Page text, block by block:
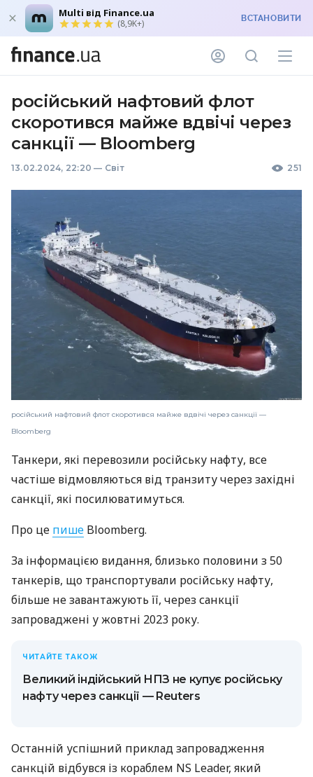
Multi від Finance.ua
(8,9K+) ВСТАНОВИТИ
російський нафтовий флот
скоротився майже вдвічі через
санкції — Bloomberg
13.02.2024, 22:20 — Світ 251
російський нафтовий флот скоротився майже вдвічі через санкції —
Bloomberg
Танкери, які перевозили російську нафту, все
частіше відмовляються від транзиту через західні
санкції, які посилюватимуться.
Про це пише Bloomberg.
За інформацією видання, близько половини з 50
танкерів, що транспортували російську нафту,
більше не завантажують її, через санкції
запроваджені у жовтні 2023 року.
ЧИТАЙТЕ ТАКОЖ
Великий індійський НПЗ не купує російську
нафту через санкції — Reuters
Останній успішний приклад запровадження
санкцій відбувся із кораблем NS Leader, який